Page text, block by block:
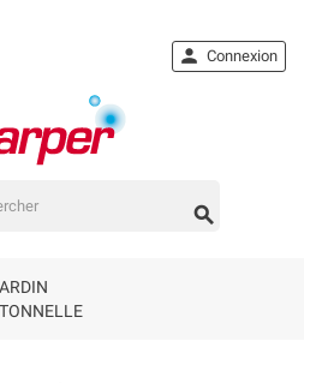

 Connexion